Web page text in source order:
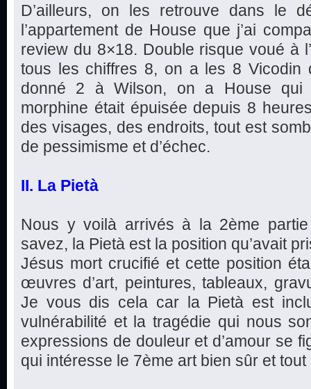
D’ailleurs, on les retrouve dans le
l’appartement de House que j’ai
review du 8×18. Double risque voué à
tous les chiffres 8, on a les 8 Vicodin
donné 2 à Wilson, on a House qui
morphine était épuisée depuis 8
des visages, des endroits, tout est
de pessimisme et d’échec.
II. La Pietà
Nous y voilà arrivés à la 2ème
savez, la Pietà est la position qu’avait
Jésus mort crucifié et cette position
œuvres d’art, peintures, tableaux,
Je vous dis cela car la Pietà est
vulnérabilité et la tragédie qui nous
expressions de douleur et d’amour se
qui intéresse le 7ème art bien sûr et